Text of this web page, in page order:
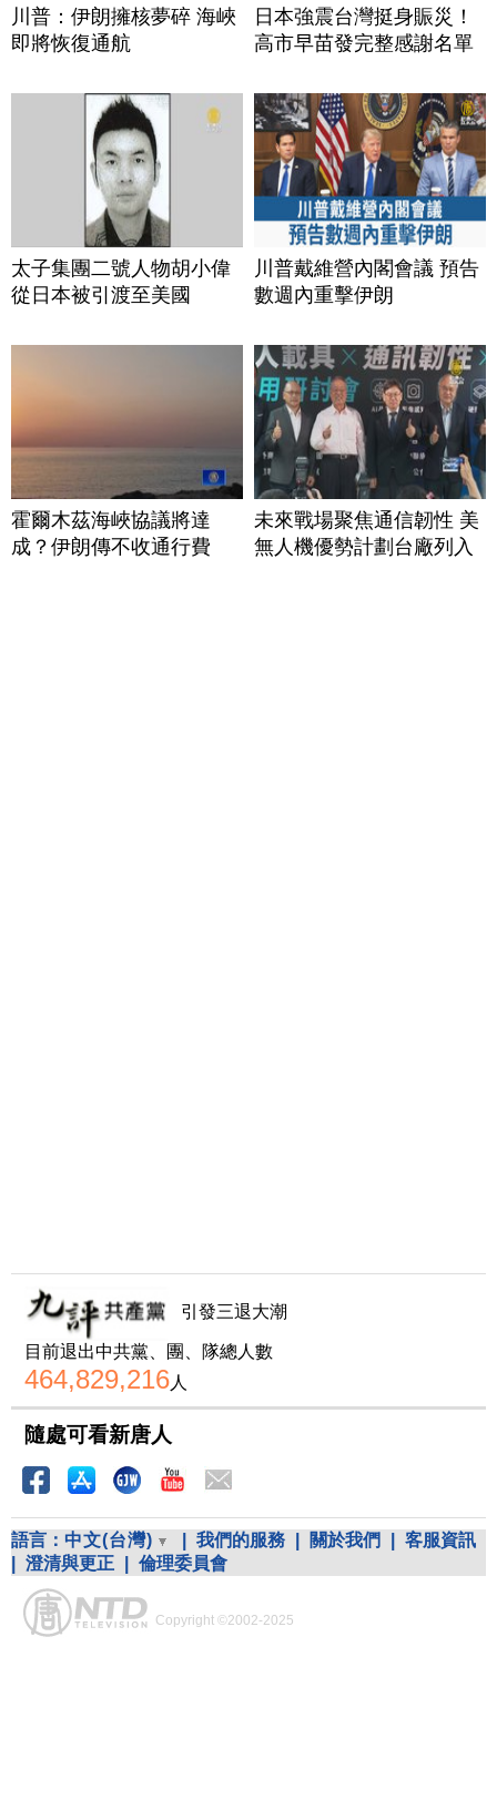
川普：伊朗擁核夢碎 海峽
即將恢復通航
日本強震台灣挺身賑災！
高市早苗發完整感謝名單
太子集團二號人物胡小偉
從日本被引渡至美國
川普戴維營內閣會議 預告
數週內重擊伊朗
霍爾木茲海峽協議將達
成？伊朗傳不收通行費
未來戰場聚焦通信韌性 美
無人機優勢計劃台廠列入
引發三退大潮
目前退出中共黨、團、隊總人數
464,829,216人
隨處可看新唐人
語言： 中文(台灣) 我們的服務 關於我們
客服資訊
澄清與更正 倫理委員會
Copyright ©2002-2025